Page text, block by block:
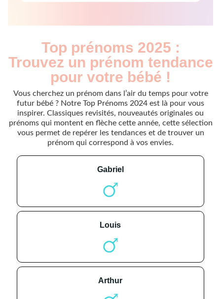
Top prénoms 2025 :
Trouvez un prénom tendance
pour votre bébé !
Vous cherchez un prénom dans l’air du temps pour votre
futur bébé ? Notre Top Prénoms 2024 est là pour vous
inspirer. Classiques revisités, nouveautés originales ou
prénoms qui montent en flèche cette année, cette sélection
vous permet de repérer les tendances et de trouver un
prénom qui correspond à vos envies.
gabriel
louis
arthur